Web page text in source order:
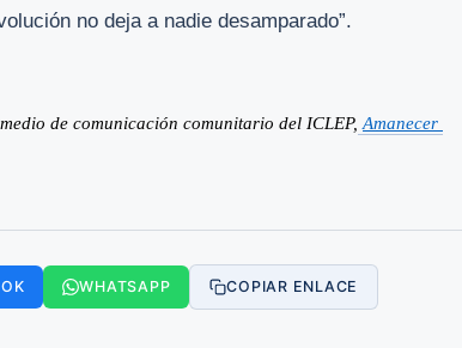
no deja a nadie desamparado”.
de comunicación comunitario del ICLEP, Amanecer
WHATSAPP COPIAR ENLACE